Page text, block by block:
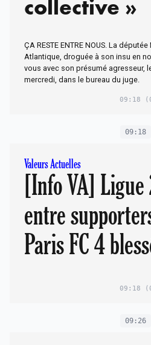
collective »
ÇA RESTE ENTRE NOUS. La
Atlantique, droguée à son insu en
vous avec son présumé agresseur,
mercredi, dans le bureau du juge.
09:18
09:18
Valeurs Actuelles
[Info VA]
entre
Paris FC 4
09:18
09:26